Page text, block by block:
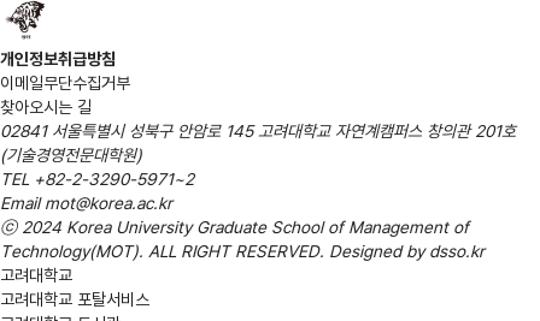
개인정보취급방침
이메일무단수집거부
찾아오시는 길
02841 서울특별시 성북구 안암로 145 고려대학교 자연계캠퍼스 창의관 201호
(기술경영전문대학원)
TEL +82-2-3290-5971~2
Emailmot@korea.ac.kr
ⓒ 2024 Korea University Graduate School ofManagement of
Technology(MOT). ALL RIGHT RESERVED. Designed bydsso.kr
고려대학교
고려대학교 포탈서비스